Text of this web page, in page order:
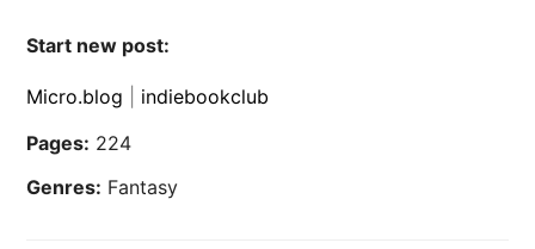
Start new post:
Micro.blog
indiebookclub
Pages: 224
Genres: Fantasy